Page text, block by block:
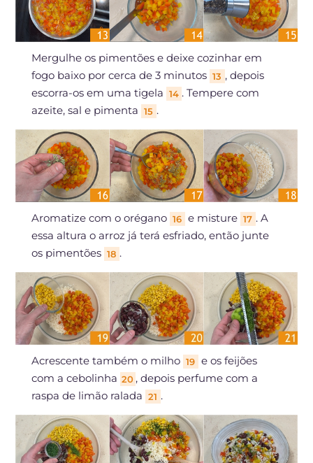
Mergulhe os pimentões e deixe cozinhar em
fogo baixo por cerca de 3 minutos 13 , depois
escorra-os em uma tigela 14 . Tempere com
azeite, sal e pimenta 15 .
Aromatize com o orégano 16 e misture 17 . A
essa altura o arroz já terá esfriado, então junte
os pimentões 18 .
Acrescente também o milho 19 e os feijões
com a cebolinha 20 , depois perfume com a
raspa de limão ralada 21 .